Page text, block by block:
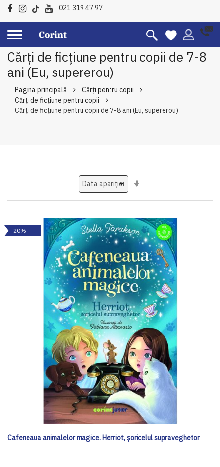
021 319 47 97
Cărți de ficțiune pentru copii de 7-8
ani (Eu, supererou)
Pagina principală
Cărți pentru copii
Cărți de ficțiune pentru copii
Cărți de ficțiune pentru copii de 7-8 ani (Eu, supererou)
-20%
Cafeneaua animalelor magice. Herriot, șoricelul supraveghetor